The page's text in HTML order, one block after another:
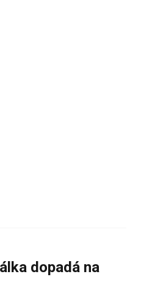
dopadá na